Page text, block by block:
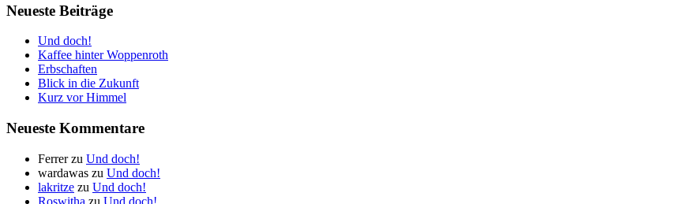
Neueste Beiträge
Und doch!
Kaffee hinter Woppenroth
Erbschaften
Blick in die Zukunft
Kurz vor Himmel
Neueste Kommentare
Ferrerzu Und doch!
wardawas zu Und doch!
lakritze zu Und doch!
Roswitha zu Und doch!